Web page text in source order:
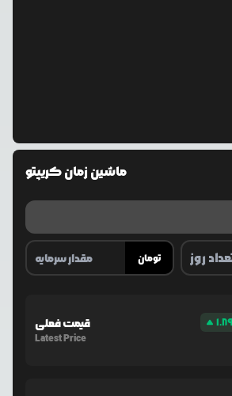
ماشین زمان کریپتو
تومان
قیمت فعلی
Latest Price
1.89